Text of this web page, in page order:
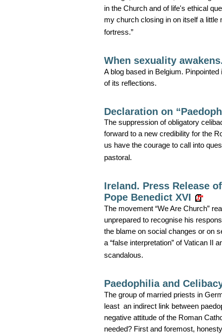
in the Church and of life's ethical
my church closing in on itself a
fortress.”
When sexuality
A blog based in Belgium.
of its reflections.
Declaration on
The suppression of obligatory
forward to a new credibility for the
us have the courage to call into
pastoral.
Ireland. Press Release
Pope Benedict XVI
The movement “We Are Church”
unprepared to recognise his
the blame on social changes or on
a “false interpretation” of Vatican II
scandalous.
Paedophilia and
The group of married priests in
least an indirect link between
negative attitude of the Roman
needed? First and foremost,